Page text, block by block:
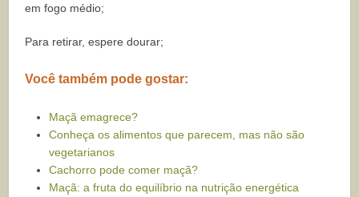
em fogo médio;
Para retirar, espere dourar;
Você também pode gostar:
Maçã emagrece?
Conheça os alimentos que parecem, mas não são
vegetarianos
Cachorro pode comer maçã?
Maçã: a fruta do equilíbrio na nutrição energética